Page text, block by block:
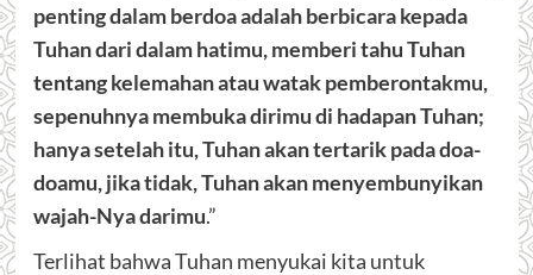
penting dalam berdoa adalah berbicara kepada
Tuhan dari dalam hatimu, memberi tahu Tuhan
tentang kelemahan atau watak pemberontakmu,
sepenuhnya membuka dirimu di hadapan Tuhan;
hanya setelah itu, Tuhan akan tertarik pada doa-
doamu, jika tidak, Tuhan akan menyembunyikan
wajah-Nya darimu.”
Terlihat bahwa Tuhan menyukai kita untuk